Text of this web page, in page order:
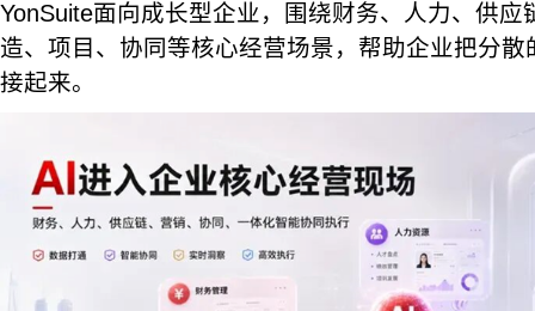
YonSuite面向成长型企业，围绕财务、人力、供应
造、项目、协同等核心经营场景，帮助企业把分
接起来。